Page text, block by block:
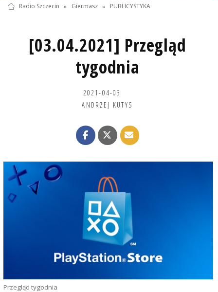
Radio Szczecin » Giermasz » PUBLICYSTYKA
[03.04.2021] Przegląd
tygodnia
2021-04-03
ANDRZEJ KUTYS
Przegląd tygodnia